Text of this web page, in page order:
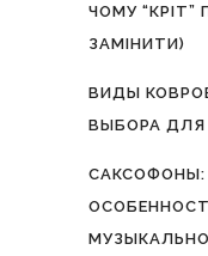
ЧОМУ “КРІТ”
ЗАМІНИТИ)
ВИДЫ
ВЫБОРА